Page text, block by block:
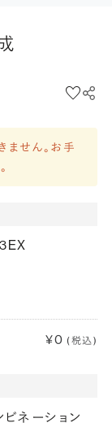
せん。お手
¥0 (税込)
ネーション